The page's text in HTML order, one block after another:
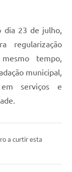
dia 23 de julho,
regularização
tempo,
municipal,
em serviços e
a curtir esta